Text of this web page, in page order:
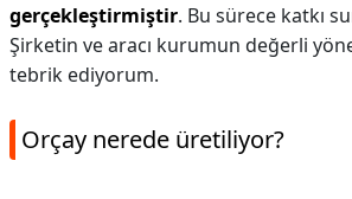
gerçekleştirmiştir. Bu sürece katkı
Şirketin ve aracı kurumun değerli
tebrik ediyorum.
Orçay nerede üretiliyor?